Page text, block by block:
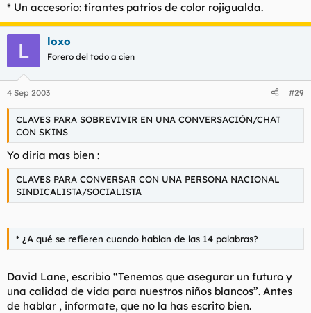
* Un accesorio: tirantes patrios de color rojigualda.
L loxo
Forero del todo a cien
4 Sep 2003 #29
CLAVES PARA SOBREVIVIR EN UNA CONVERSACIÓN/CHAT
CON SKINS
Yo diria mas bien :
CLAVES PARA CONVERSAR CON UNA PERSONA NACIONAL
SINDICALISTA/SOCIALISTA
* ¿A qué se refieren cuando hablan de las 14 palabras?
David Lane, escribio “Tenemos que asegurar un futuro y
una calidad de vida para nuestros niños blancos”. Antes
de hablar , informate, que no la has escrito bien.